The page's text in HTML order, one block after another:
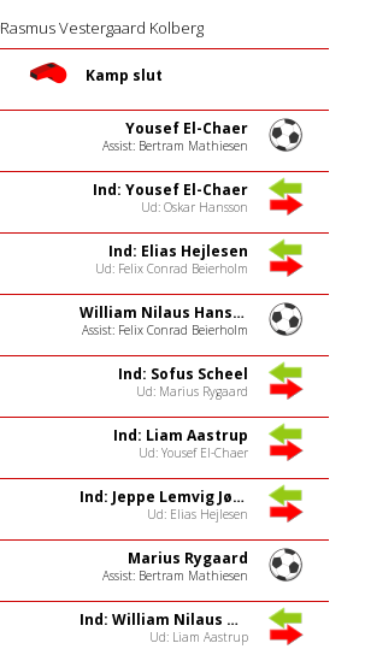
Rasmus Vestergaard Kolberg
Kamp slut
Yousef El-Chaer
Assist: Bertram Mathiesen
Ind: Yousef El-Chaer
Ud: Oskar Hansson
Ind: Elias Hejlesen
Ud: Felix Conrad Beierholm
William Nilaus Hansen
Assist: Felix Conrad Beierholm
Ind: Sofus Scheel
Ud: Marius Rygaard
Ind: Liam Aastrup
Ud: Yousef El-Chaer
Ind: Jeppe Lemvig Jørgensen
Ud: Elias Hejlesen
Marius Rygaard
Assist: Bertram Mathiesen
Ind: William Nilaus Hansen
Ud: Liam Aastrup